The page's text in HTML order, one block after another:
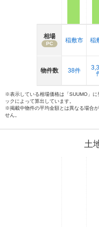
相場
PC
物件数
稲敷市
38件
稲
※表示している相場価格は「SUUMO」
ックによって算出しています。
※掲載中物件の平均金額とは異なる場合
せん。
土